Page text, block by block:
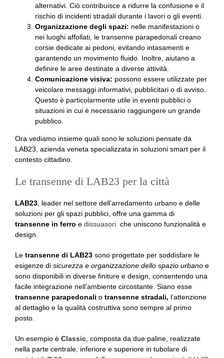
alternativi. Ciò contribuisce a ridurre la confusione e il
rischio di incidenti stradali durante i lavori o gli eventi.
Organizzazione degli spazi: nelle manifestazioni o
nei luoghi affollati, le transenne parapedonali creano
corsie dedicate ai pedoni, evitando intasamenti e
garantendo un movimento fluido. Inoltre, aiutano a
definire le aree destinate a diverse attività.
Comunicazione visiva: possono essere utilizzate per
veicolare messaggi informativi, pubblicitari o di avviso.
Questo è particolarmente utile in eventi pubblici o
situazioni in cui è necessario raggiungere un grande
pubblico.
Ora vediamo insieme quali sono le soluzioni pensate da
LAB23, azienda veneta specializzata in soluzioni smart per il
contesto cittadino.
Le transenne di LAB23 per la città
LAB23, leader nel settore dell’arredamento urbano e delle
soluzioni per gli spazi pubblici, offre una gamma di
transenne in ferro e dissuasori che uniscono funzionalità e
design.
Le transenne di LAB23sono progettate per soddisfare le
esigenze disicurezza e organizzazione dello spazio urbanoe
sono disponibili in diverse finiture e design, consentendo una
facile integrazione nell’ambiente circostante. Siano esse
transenne parapedonali o transenne stradali, l’attenzione
al dettaglio e la qualità costruttiva sono sempre al primo
posto.
Un esempio è Classic, composta da due paline, realizzate
nella parte centrale, inferiore e superiore in tubolare di